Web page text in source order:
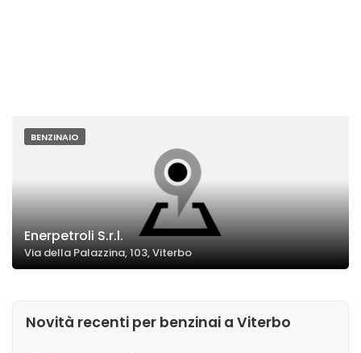
BENZINAIO
Enerpetroli S.r.l.
Via della Palazzina, 103, Viterbo
Novità recenti per benzinai a Viterbo